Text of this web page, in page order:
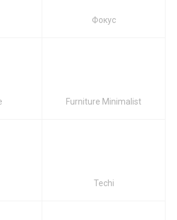
Фокус
Furniture Minimalist
Techi